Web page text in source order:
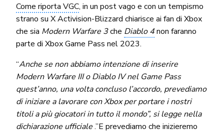
Come riporta VGC, in un post vago e con un tempismo
strano su X Activision-Blizzard chiarisce ai fan di Xbox
che sia Modern Warfare 3che Diablo 4non faranno
parte di Xbox Game Pass nel 2023.
“Anche se non abbiamo intenzione di inserire
Modern Warfare III o Diablo IV nel Game Pass
quest’anno, una volta concluso l’accordo, prevediamo
di iniziare a lavorare con Xbox per portare i nostri
titoli a più giocatori in tutto il mondo”, si legge nella
dichiarazione ufficiale.”E prevediamo che inizieremo